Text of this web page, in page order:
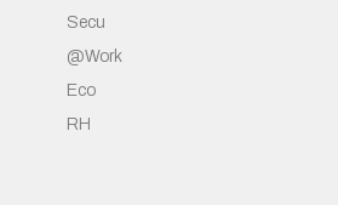
Secu
@Work
Eco
RH